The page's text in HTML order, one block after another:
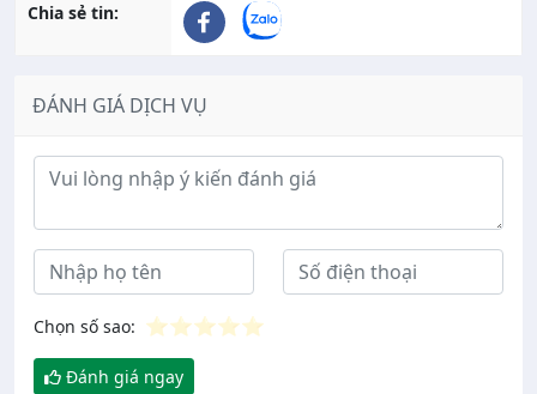
Chia sẻ tin:
ĐÁNH GIÁ DỊCH VỤ
Ý kiến đánh giá
Chọn số sao: ⭐⭐⭐⭐⭐
Đánh giá ngay